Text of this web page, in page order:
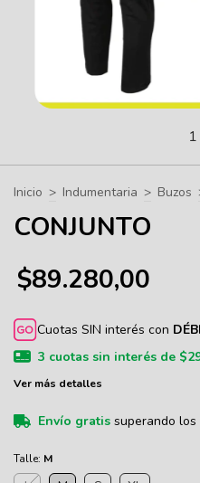
1
Inicio > Indumentaria > Buzos
CONJUNTO
$89.280,00
Cuotas SIN interés con
3 cuotas sin interés de
Ver más detalles
Envío gratis superando los
Talle: M